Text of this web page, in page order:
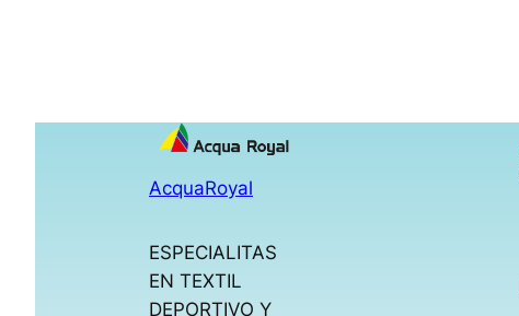
AcquaRoyal
ESPECIALITAS
EN TEXTIL
DEPORTIVO Y